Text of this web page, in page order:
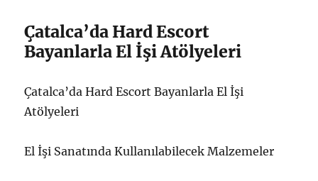
Çatalca’da Hard Escort
Bayanlarla El İşi Atölyeleri
Çatalca’da Hard Escort Bayanlarla El İşi
Atölyeleri
El İşi Sanatında Kullanılabilecek Malzemeler